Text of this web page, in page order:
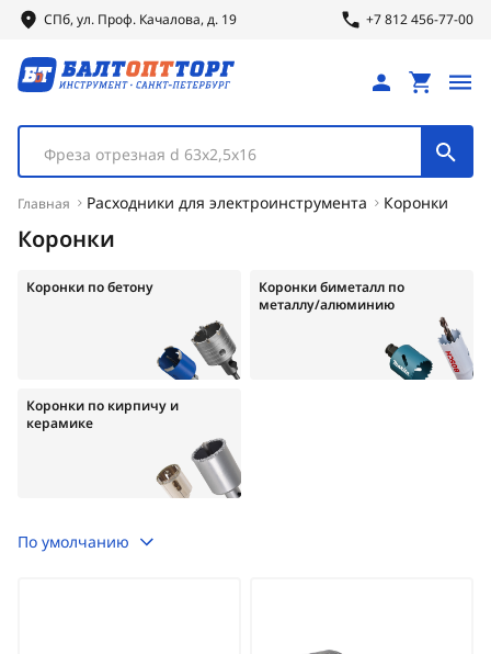
СПб, ул. Проф. Качалова, д. 19 +7 812 456-77-00
Фреза отрезная d 63х2,5х16
Главная Расходники для электроинструмента Коронки
Коронки
Коронки по бетону
Коронки биметалл по
металлу/алюминию
Коронки по кирпичу и
керамике
По умолчанию